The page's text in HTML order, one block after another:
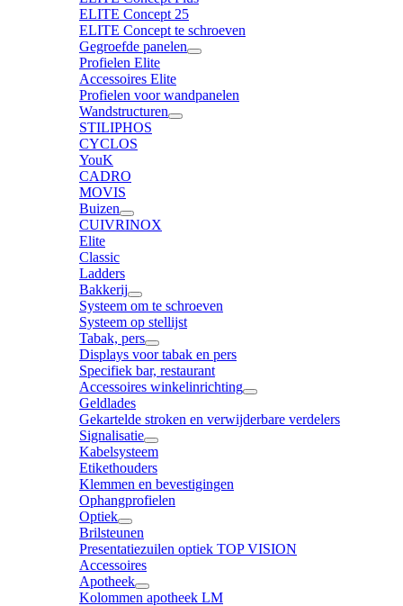
ELITE Concept 25
ELITE Concept te schroeven
Gegroefde panelen
Profielen Elite
Accessoires Elite
Profielen voor wandpanelen
Wandstructuren
STILIPHOS
CYCLOS
YouK
CADRO
MOVIS
Buizen
CUIVRINOX
Elite
Classic
Ladders
Bakkerij
Systeem om te schroeven
Systeem op stellijst
Tabak, pers
Displays voor tabak en pers
Specifiek bar, restaurant
Accessoires winkelinrichting
Geldlades
Gekartelde stroken en verwijderbare verdelers
Signalisatie
Kabelsysteem
Etikethouders
Klemmen en bevestigingen
Ophangprofielen
Optiek
Brilsteunen
Presentatiezuilen optiek TOP VISION
Accessoires
Apotheek
Kolommen apotheek LM